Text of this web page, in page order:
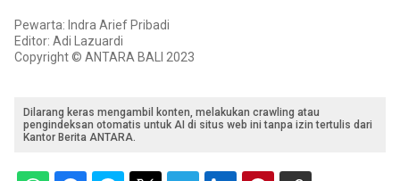
Pewarta: Indra Arief Pribadi
Editor: Adi Lazuardi
Copyright © ANTARA BALI 2023
Dilarang keras mengambil konten, melakukan crawling atau
pengindeksan otomatis untuk AI di situs web ini tanpa izin tertulis dari
Kantor Berita ANTARA.